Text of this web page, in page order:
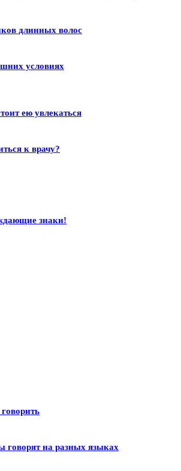
длинных волос
условиях
ею увлекаться
к врачу?
знаки!
на разных языках